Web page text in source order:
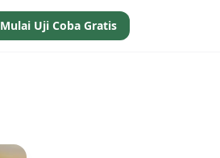
Mulai Uji Coba Gratis